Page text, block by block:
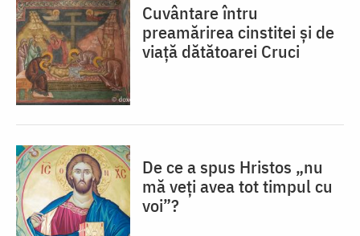
Cuvântare întru
preamărirea cinstitei și de
viață dătătoarei Cruci
De ce a spus Hristos „nu
mă veţi avea tot timpul cu
voi”?